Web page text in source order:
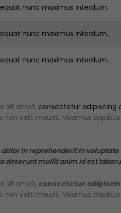
nunc maximus interdum.
nunc maximus interdum.
nunc maximus interdum.
sit amet, consectetur adipiscing
non velit mauris. Vivamus
dolor in reprehenderit in
deserunt mollit anim id est
sit amet, consectetur
non velit mauris. Vivamus